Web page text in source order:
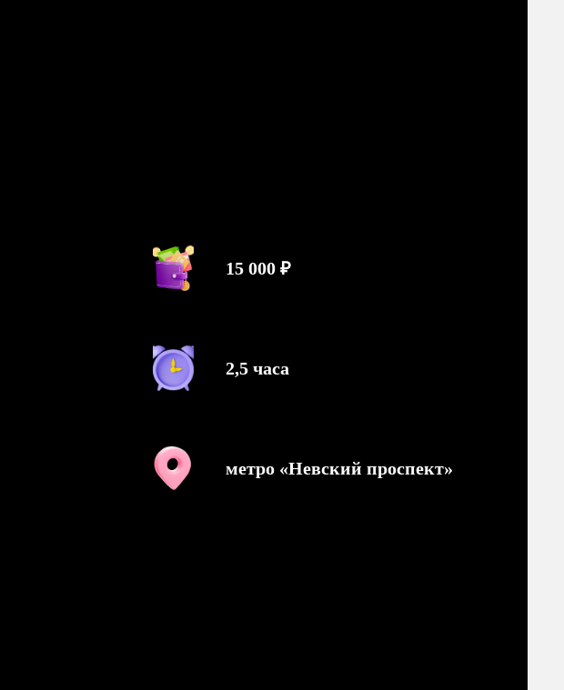
15 000 ₽
2,5 часа
метро «Невский проспект»